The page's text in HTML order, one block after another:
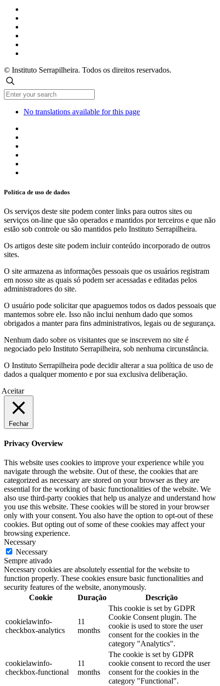
© Instituto Serrapilheira. Todos os direitos reservados.
No translations available for this page
Política de uso de dados
Os serviços deste site podem conter links para outros sites ou
serviços on-line que são operados e mantidos por terceiros e que não
estão sob controle ou são mantidos pelo Instituto Serrapilheira.
Os artigos deste site podem incluir conteúdo incorporado de outros
sites.
O site armazena as informações pessoais que os usuários registram
em nosso site as quais só podem ser acessadas e editadas pelos
administradores do site.
O usuário pode solicitar que apaguemos todos os dados pessoais que
mantemos sobre ele. Isso não inclui nenhum dado que somos
obrigados a manter para fins administrativos, legais ou de segurança.
Nenhum dado sobre os visitantes que se inscrevem no site é
negociado pelo Instituto Serrapilheira, sob nenhuma circunstância.
O Instituto Serrapilheira pode decidir alterar a sua política de uso de
dados a qualquer momento e por sua exclusiva deliberação.
Aceitar
Fechar
Privacy Overview
This website uses cookies to improve your experience while you
navigate through the website. Out of these, the cookies that are
categorized as necessary are stored on your browser as they are
essential for the working of basic functionalities of the website. We
also use third-party cookies that help us analyze and understand how
you use this website. These cookies will be stored in your browser
only with your consent. You also have the option to opt-out of these
cookies. But opting out of some of these cookies may affect your
browsing experience.
Necessary
Necessary
Sempre ativado
Necessary cookies are absolutely essential for the website to
function properly. These cookies ensure basic functionalities and
security features of the website, anonymously.
Cookie
Duração Descrição
cookielawinfo-
checkbox-analytics
11
months
This cookie is set by GDPR
Cookie Consent plugin. The
cookie is used to store the user
consent for the cookies in the
category "Analytics".
cookielawinfo-
checkbox-functional
11
months
The cookie is set by GDPR
cookie consent to record the user
consent for the cookies in the
category "Functional".